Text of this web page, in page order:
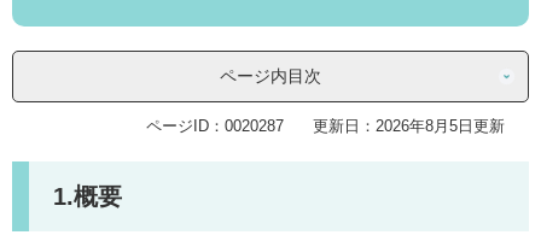
ページ内目次
ページID：0020287 更新日：2026年8月5日更新
1.概要